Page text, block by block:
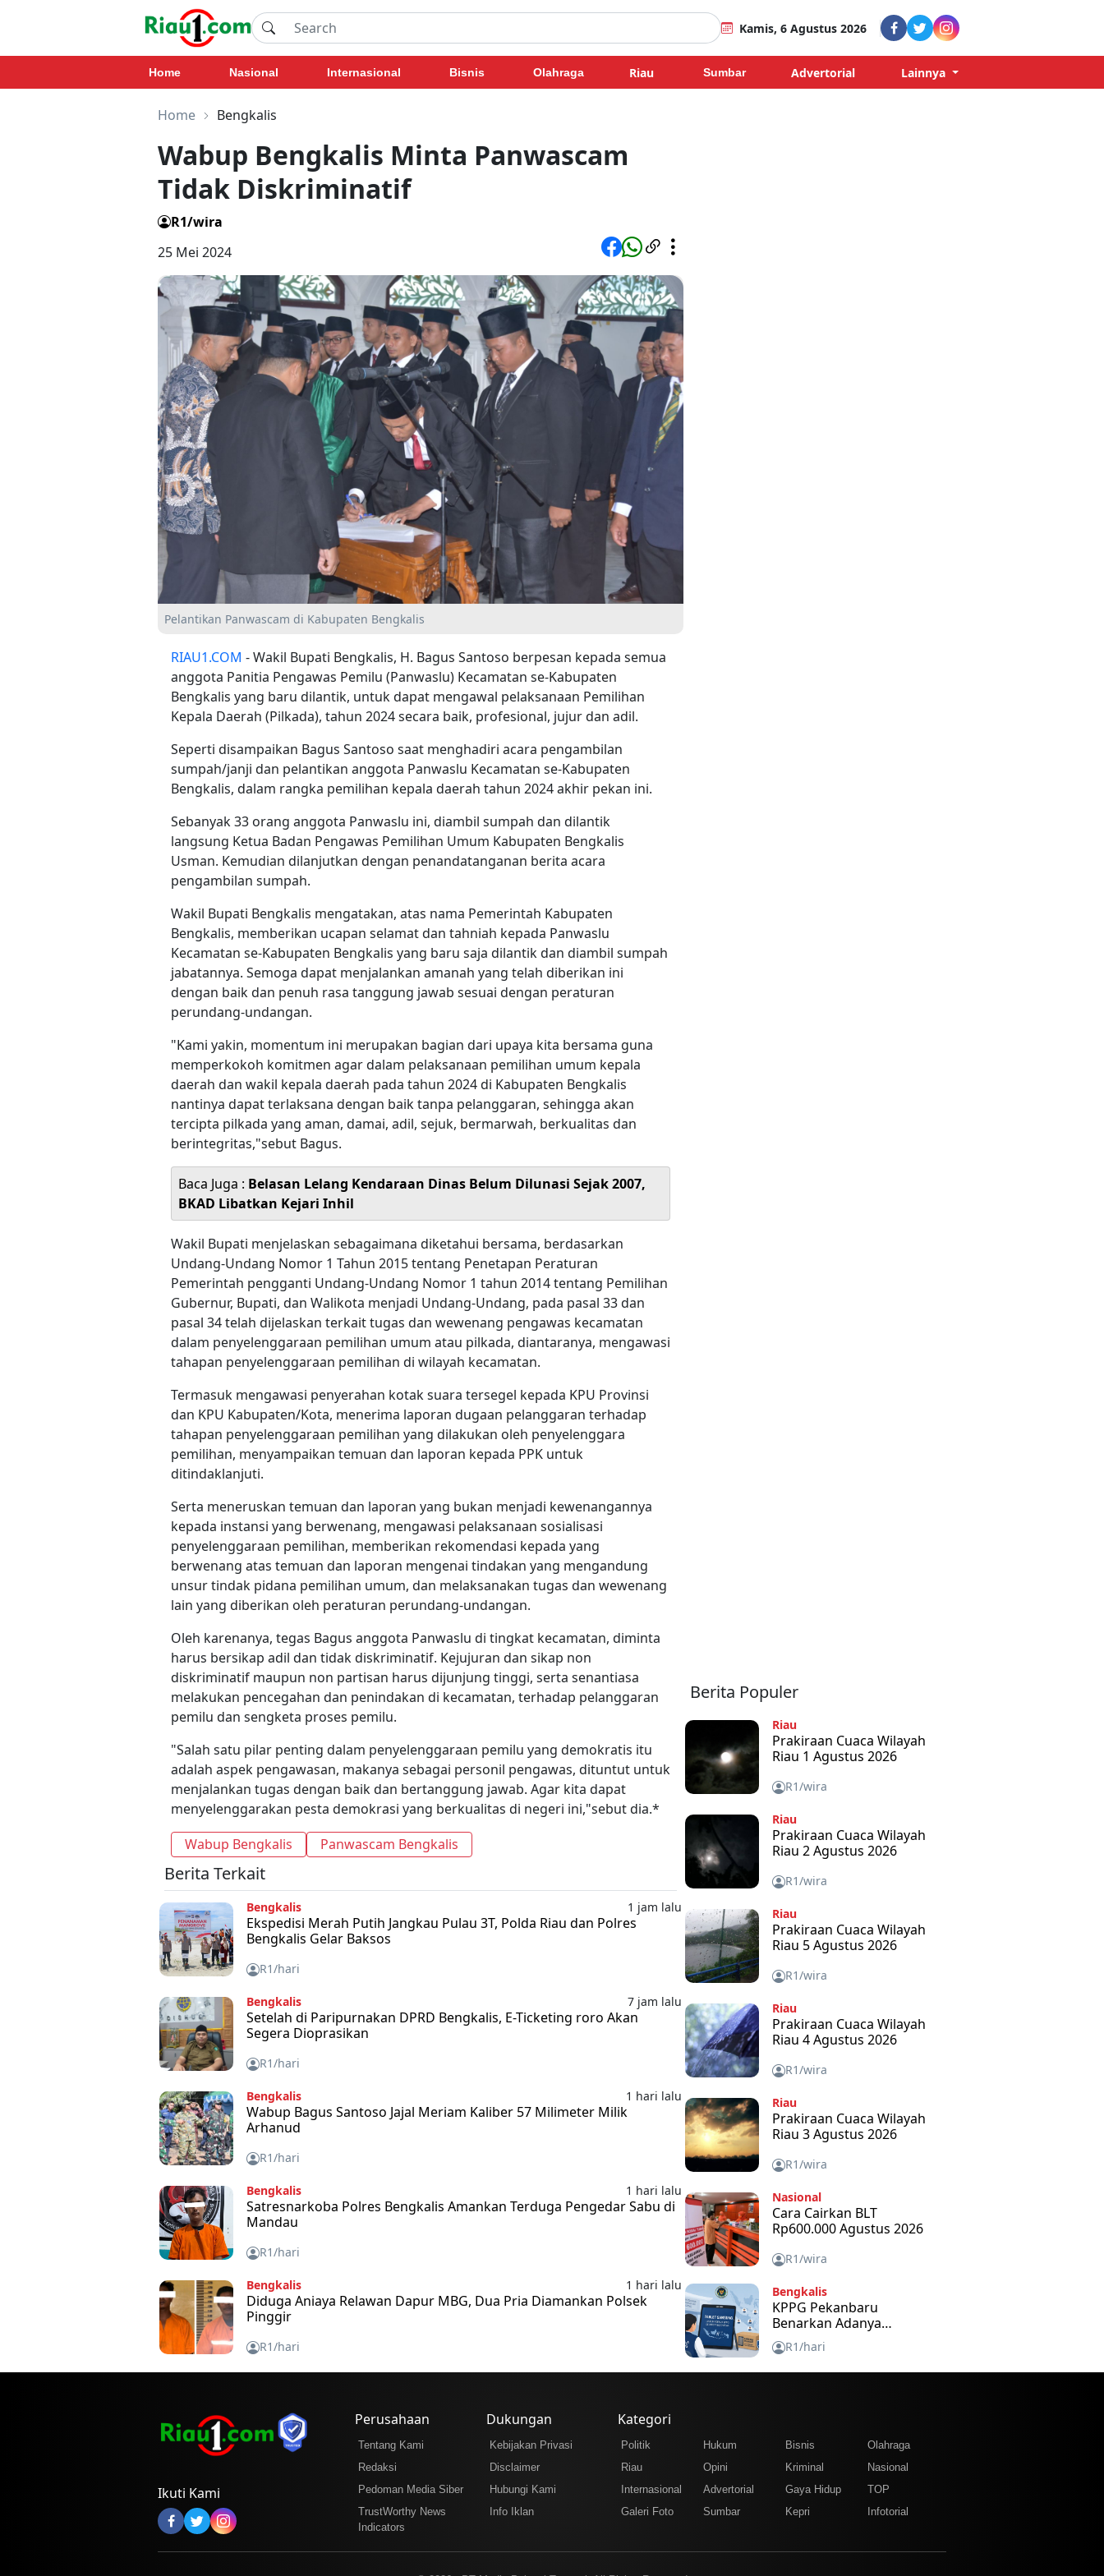
Kamis, 6 Agustus 2026
Home Nasional Internasional Bisnis Olahraga Riau Sumbar Advertorial Lainnya
Home Bengkalis
Wabup Bengkalis Minta Panwascam
Tidak Diskriminatif
R1/wira
25 Mei 2024
Pelantikan Panwascam di Kabupaten Bengkalis
RIAU1.COM - Wakil Bupati Bengkalis, H. Bagus Santoso berpesan kepada semua
anggota Panitia Pengawas Pemilu (Panwaslu) Kecamatan se-Kabupaten
Bengkalis yang baru dilantik, untuk dapat mengawal pelaksanaan Pemilihan
Kepala Daerah (Pilkada), tahun 2024 secara baik, profesional, jujur dan adil.
Seperti disampaikan Bagus Santoso saat menghadiri acara pengambilan
sumpah/janji dan pelantikan anggota Panwaslu Kecamatan se-Kabupaten
Bengkalis, dalam rangka pemilihan kepala daerah tahun 2024 akhir pekan ini.
Sebanyak 33 orang anggota Panwaslu ini, diambil sumpah dan dilantik
langsung Ketua Badan Pengawas Pemilihan Umum Kabupaten Bengkalis
Usman. Kemudian dilanjutkan dengan penandatanganan berita acara
pengambilan sumpah.
Wakil Bupati Bengkalis mengatakan, atas nama Pemerintah Kabupaten
Bengkalis, memberikan ucapan selamat dan tahniah kepada Panwaslu
Kecamatan se-Kabupaten Bengkalis yang baru saja dilantik dan diambil sumpah
jabatannya. Semoga dapat menjalankan amanah yang telah diberikan ini
dengan baik dan penuh rasa tanggung jawab sesuai dengan peraturan
perundang-undangan.
"Kami yakin, momentum ini merupakan bagian dari upaya kita bersama guna
memperkokoh komitmen agar dalam pelaksanaan pemilihan umum kepala
daerah dan wakil kepala daerah pada tahun 2024 di Kabupaten Bengkalis
nantinya dapat terlaksana dengan baik tanpa pelanggaran, sehingga akan
tercipta pilkada yang aman, damai, adil, sejuk, bermarwah, berkualitas dan
berintegritas,"sebut Bagus.
Baca Juga : Belasan Lelang Kendaraan Dinas Belum Dilunasi Sejak 2007,
BKAD Libatkan Kejari Inhil
Wakil Bupati menjelaskan sebagaimana diketahui bersama, berdasarkan
Undang-Undang Nomor 1 Tahun 2015 tentang Penetapan Peraturan
Pemerintah pengganti Undang-Undang Nomor 1 tahun 2014 tentang Pemilihan
Gubernur, Bupati, dan Walikota menjadi Undang-Undang, pada pasal 33 dan
pasal 34 telah dijelaskan terkait tugas dan wewenang pengawas kecamatan
dalam penyelenggaraan pemilihan umum atau pilkada, diantaranya, mengawasi
tahapan penyelenggaraan pemilihan di wilayah kecamatan.
Termasuk mengawasi penyerahan kotak suara tersegel kepada KPU Provinsi
dan KPU Kabupaten/Kota, menerima laporan dugaan pelanggaran terhadap
tahapan penyelenggaraan pemilihan yang dilakukan oleh penyelenggara
pemilihan, menyampaikan temuan dan laporan kepada PPK untuk
ditindaklanjuti.
Serta meneruskan temuan dan laporan yang bukan menjadi kewenangannya
kepada instansi yang berwenang, mengawasi pelaksanaan sosialisasi
penyelenggaraan pemilihan, memberikan rekomendasi kepada yang
berwenang atas temuan dan laporan mengenai tindakan yang mengandung
unsur tindak pidana pemilihan umum, dan melaksanakan tugas dan wewenang
lain yang diberikan oleh peraturan perundang-undangan.
Oleh karenanya, tegas Bagus anggota Panwaslu di tingkat kecamatan, diminta
harus bersikap adil dan tidak diskriminatif. Kejujuran dan sikap non
diskriminatif maupun non partisan harus dijunjung tinggi, serta senantiasa
melakukan pencegahan dan penindakan di kecamatan, terhadap pelanggaran
pemilu dan sengketa proses pemilu.
"Salah satu pilar penting dalam penyelenggaraan pemilu yang demokratis itu
adalah aspek pengawasan, makanya sebagai personil pengawas, dituntut untuk
menjalankan tugas dengan baik dan bertanggung jawab. Agar kita dapat
menyelenggarakan pesta demokrasi yang berkualitas di negeri ini,"sebut dia.*
Wabup Bengkalis
Panwascam Bengkalis
Berita Terkait
Bengkalis 1 jam lalu
Ekspedisi Merah Putih Jangkau Pulau 3T, Polda Riau dan Polres
Bengkalis Gelar Baksos
R1/hari
Bengkalis 7 jam lalu
Setelah di Paripurnakan DPRD Bengkalis, E-Ticketing roro Akan
Segera Dioprasikan
R1/hari
Bengkalis 1 hari lalu
Wabup Bagus Santoso Jajal Meriam Kaliber 57 Milimeter Milik
Arhanud
R1/hari
Bengkalis 1 hari lalu
Satresnarkoba Polres Bengkalis Amankan Terduga Pengedar Sabu di
Mandau
R1/hari
Bengkalis 1 hari lalu
Diduga Aniaya Relawan Dapur MBG, Dua Pria Diamankan Polsek
Pinggir
R1/hari
Berita Populer
Riau
Prakiraan Cuaca Wilayah
Riau 1 Agustus 2026
R1/wira
Riau
Prakiraan Cuaca Wilayah
Riau 2 Agustus 2026
R1/wira
Riau
Prakiraan Cuaca Wilayah
Riau 5 Agustus 2026
R1/wira
Riau
Prakiraan Cuaca Wilayah
Riau 4 Agustus 2026
R1/wira
Riau
Prakiraan Cuaca Wilayah
Riau 3 Agustus 2026
R1/wira
Nasional
Cara Cairkan BLT
Rp600.000 Agustus 2026
R1/wira
Bengkalis
KPPG Pekanbaru
Benarkan Adanya
Bantuan Tablet Disetiap
SPPG dan Untuk Apa
R1/hari
Ikuti Kami
Perusahaan
Tentang Kami
Redaksi
Pedoman Media Siber
TrustWorthy News
Indicators
Dukungan
Kebijakan Privasi
Disclaimer
Hubungi Kami
Info Iklan
Kategori
Politik Hukum Bisnis
Olahraga
Riau
Opini Kriminal
Nasional
Internasional
Advertorial Gaya Hidup
TOP
Galeri Foto
Sumbar Kepri Infotorial